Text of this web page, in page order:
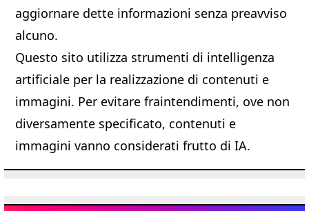
aggiornare dette informazioni senza preavviso
alcuno.
Questo sito utilizza strumenti di intelligenza
artificiale per la realizzazione di contenuti e
immagini. Per evitare fraintendimenti, ove non
diversamente specificato, contenuti e
immagini vanno considerati frutto di IA.